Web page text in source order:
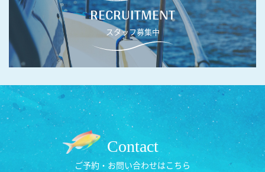
RECRUITMENT
スタッフ募集中
Contact
ご予約・お問い合わせはこちら